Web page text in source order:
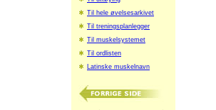
Til hele øvelsesarkivet
Til treningsplanlegger
Til muskelsystemet
Til ordlisten
Latinske muskelnavn